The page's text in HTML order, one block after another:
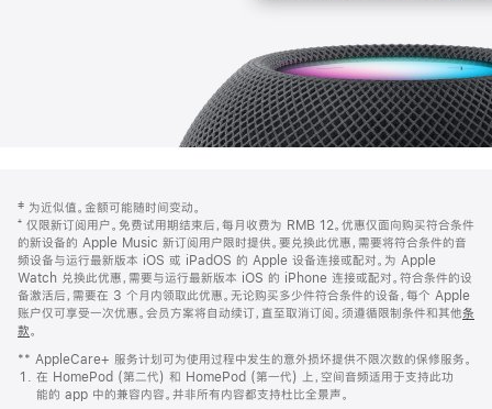
页
页
脚
注
‡ 为近似值。金额可能随时间变动。
⁺ 仅限新订阅用户。免费试用期结束后，每月收费为 RMB 12。优惠仅面向购买符合条件
的新设备的 Apple Music 新订阅用户限时提供。要兑换此优惠，需要将符合条件的音
频设备与运行最新版本 iOS 或 iPadOS 的 Apple 设备连接或配对。为 Apple
Watch 兑换此优惠，需要与运行最新版本 iOS 的 iPhone 连接或配对。符合条件的设
备激活后，需要在 3 个月内领取此优惠。无论购买多少件符合条件的设备，每个 Apple
账户仅可享受一次优惠。会员方案将自动续订，直至取消订阅。须遵循限制条件和其他条
款。
窗
口
中
** AppleCare+ 服务计划可为使用过程中发生的意外损坏提供不限次数的保修服务。
在 HomePod (第二代) 和 HomePod (第一代) 上，空间音频适用于支持此功
能的 app 中的兼容内容。并非所有内容都支持杜比全景声。